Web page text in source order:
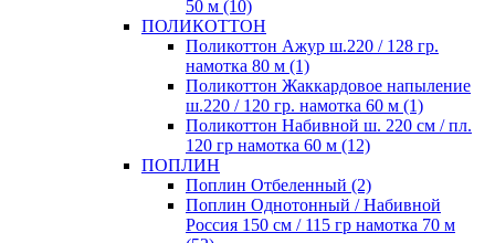
50 м (10)
ПОЛИКОТТОН
Поликоттон Ажур ш.220 / 128 гр.
намотка 80 м (1)
Поликоттон Жаккардовое напыление
ш.220 / 120 гр. намотка 60 м (1)
Поликоттон Набивной ш. 220 см / пл.
120 гр намотка 60 м (12)
ПОПЛИН
Поплин Отбеленный (2)
Поплин Однотонный / Набивной
Россия 150 см / 115 гр намотка 70 м